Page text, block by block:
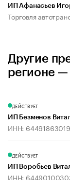
ИП Афанасьев
Торговля
Другие
регионе —
ДЕЙСТВУЕТ
ИП Безменов
ИНН:
ДЕЙСТВУЕТ
ИП Воробьев
ИНН: